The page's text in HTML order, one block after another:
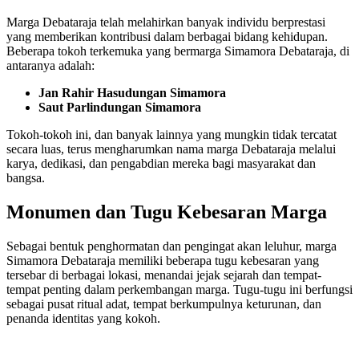
Marga Debataraja telah melahirkan banyak individu berprestasi
yang memberikan kontribusi dalam berbagai bidang kehidupan.
Beberapa tokoh terkemuka yang bermarga Simamora Debataraja, di
antaranya adalah:
Jan Rahir Hasudungan Simamora
Saut Parlindungan Simamora
Tokoh-tokoh ini, dan banyak lainnya yang mungkin tidak tercatat
secara luas, terus mengharumkan nama marga Debataraja melalui
karya, dedikasi, dan pengabdian mereka bagi masyarakat dan
bangsa.
Monumen dan Tugu Kebesaran Marga
Sebagai bentuk penghormatan dan pengingat akan leluhur, marga
Simamora Debataraja memiliki beberapa tugu kebesaran yang
tersebar di berbagai lokasi, menandai jejak sejarah dan tempat-
tempat penting dalam perkembangan marga. Tugu-tugu ini berfungsi
sebagai pusat ritual adat, tempat berkumpulnya keturunan, dan
penanda identitas yang kokoh.